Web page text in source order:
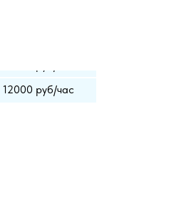
12000 руб/час